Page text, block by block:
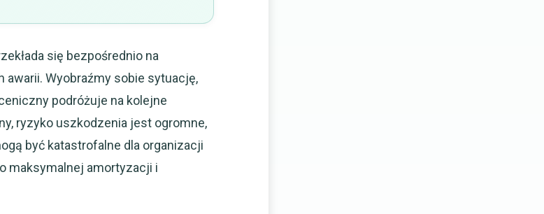
się bezpośrednio na
Wyobraźmy sobie sytuację,
podróżuje na kolejne
ryzyko uszkodzenia jest ogromne,
być katastrofalne dla organizacji
maksymalnej amortyzacji i